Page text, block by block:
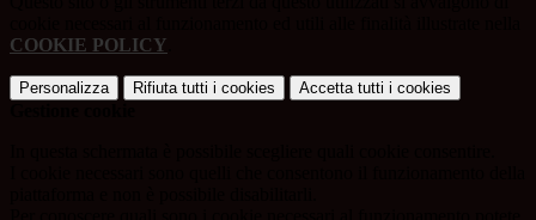
COOKIE POLICY
Personalizza Rifiuta tutti i cookies Accetta tutti i cookies